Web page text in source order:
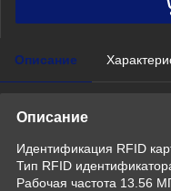
Описание
Описание
Идентификация RFID
Тип RFID
Рабочая частота 13.56